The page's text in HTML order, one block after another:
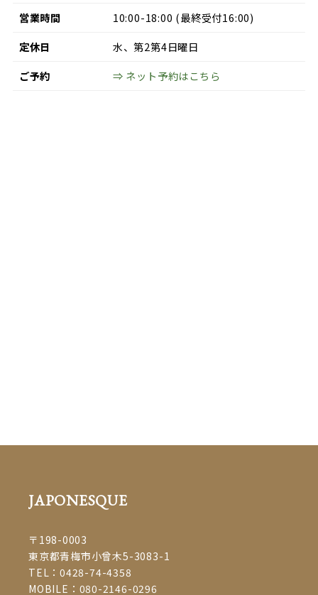
営業時間
10:00-18:00 (最終受付16:00)
定休日
水、第2第4日曜日
ご予約
⇒ ネット予約はこちら
JAPONESQUE
〒198-0003
東京都青梅市小曾木5-3083-1
TEL：0428-74-4358
MOBILE： 080-2146-0296